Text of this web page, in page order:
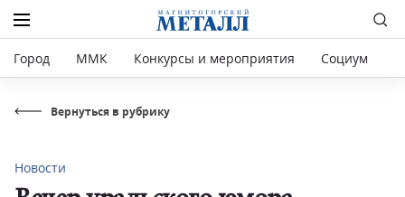
Город ММК Конкурсы и мероприятия Социум
Вернуться в рубрику
Новости